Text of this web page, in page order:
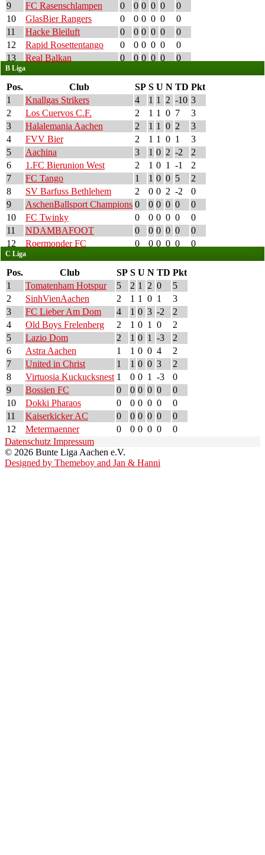
9
FC Rasenschlampen 0 0 0 0 0
0
10
GlasBier Rangers 0 0 0 0 0
0
11
Hacke Bleiluft 0 0 0 0 0
0
12
Rapid Rosettentango 0 0 0 0 0
0
13
Real Balkan 0 0 0 0 0 0
B Liga
Pos. Club SP S U N TD Pkt
1
Knallgas Strikers 4 1 1 2 -10 3
2
Los Cuervos C.F. 2 1 1 0 7
3
3
Halalemania Aachen 2 1 1 0 2
3
4
FVV Bier 2 1 1 0 1
3
5
Aachina 3 1 0 2 -2
2
6
1.FC Bierunion West 2 1 0 1 -1
2
7
FC Tango 1 1 0 0 5
2
8
SV Barfuss Bethlehem 2 0 0 2 -2
0
9
AschenBallsport Champions 0 0 0 0 0
0
10
FC Twinky 0 0 0 0 0
0
11
NDAMBAFOOT 0 0 0 0 0
0
12
Roermonder FC 0 0 0 0 0 0
C Liga
Pos. Club SP S U N TD Pkt
1
Tomatenham Hotspur 5 2 1 2 0
5
2
SinhVienAachen 2 1 1 0 1
3
3
FC Lieber Am Dom 4 1 0 3 -2
2
4
Old Boys Frelenberg 2 1 0 1 0
2
5
Lazio Dom 2 1 0 1 -3
2
6
Astra Aachen 1 1 0 0 4
2
7
United in Christ 1 1 0 0 3
2
8
Virtuosia Kuckucksnest 1 0 0 1 -3
0
9
Bossien FC 0 0 0 0 0
0
10
Dokki Pharaos 0 0 0 0 0
0
11
Kaiserkicker AC 0 0 0 0 0
0
12
Metermaenner 0 0 0 0 0
0
Datenschutz Impressum
© 2026 Bunte Liga Aachen e.V.
Designed by Themeboy and Jan & Hanni